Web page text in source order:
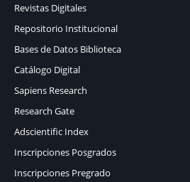
Revistas Digitales
Repositorio Institucional
Bases de Datos Biblioteca
Catálogo Digital
Sapiens Research
Research Gate
Adscientific Index
Inscripciones Posgrados
Inscripciones Pregrado